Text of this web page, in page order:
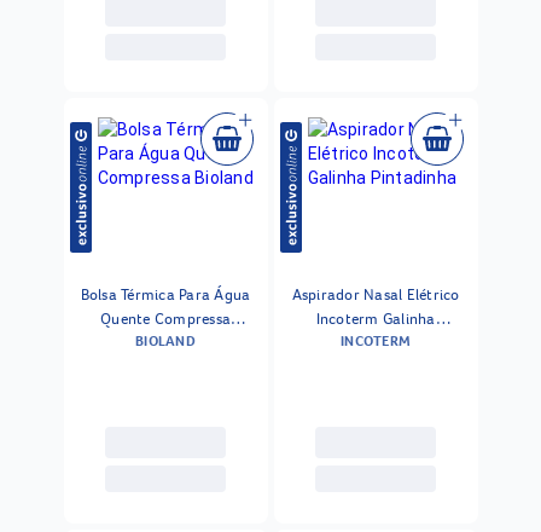
Bolsa Térmica Para Água
Quente Compressa
Bioland
BIOLAND
Aspirador Nasal Elétrico
Incoterm Galinha
Pintadinha
INCOTERM